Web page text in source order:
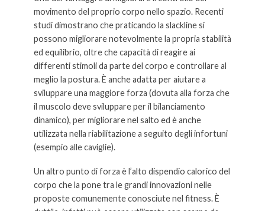
movimento del proprio corpo nello spazio. Recenti
studi dimostrano che praticando la slackline si
possono migliorare notevolmente la propria stabilità
ed equilibrio, oltre che capacità di reagire ai
differenti stimoli da parte del corpo e controllare al
meglio la postura. È anche adatta per aiutare a
sviluppare una maggiore forza (dovuta alla forza che
il muscolo deve sviluppare per il bilanciamento
dinamico), per migliorare nel salto ed è anche
utilizzata nella riabilitazione a seguito degli infortuni
(esempio alle caviglie).
Un altro punto di forza è l’alto dispendio calorico del
corpo che la pone tra le grandi innovazioni nelle
proposte comunemente conosciute nel fitness. È